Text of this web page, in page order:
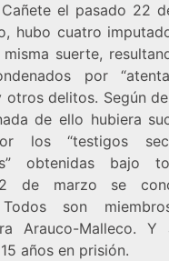
el pasado 22
hubo cuatro
suerte,
por
otros delitos. Según
de ello hubiera
los “testigos
obtenidas bajo
de marzo se
Todos son
Arauco-Malleco. Y
años en prisión.